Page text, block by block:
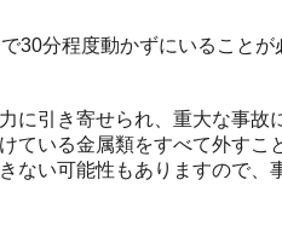
30分程度動かずにいることが
に引き寄せられ、重大な事故
ている金属類をすべて外すこ
ない可能性もありますので、